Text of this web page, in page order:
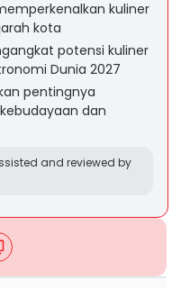
kuliner
kota
potensi kuliner
Dunia 2027
pentingnya
dan
and reviewed by